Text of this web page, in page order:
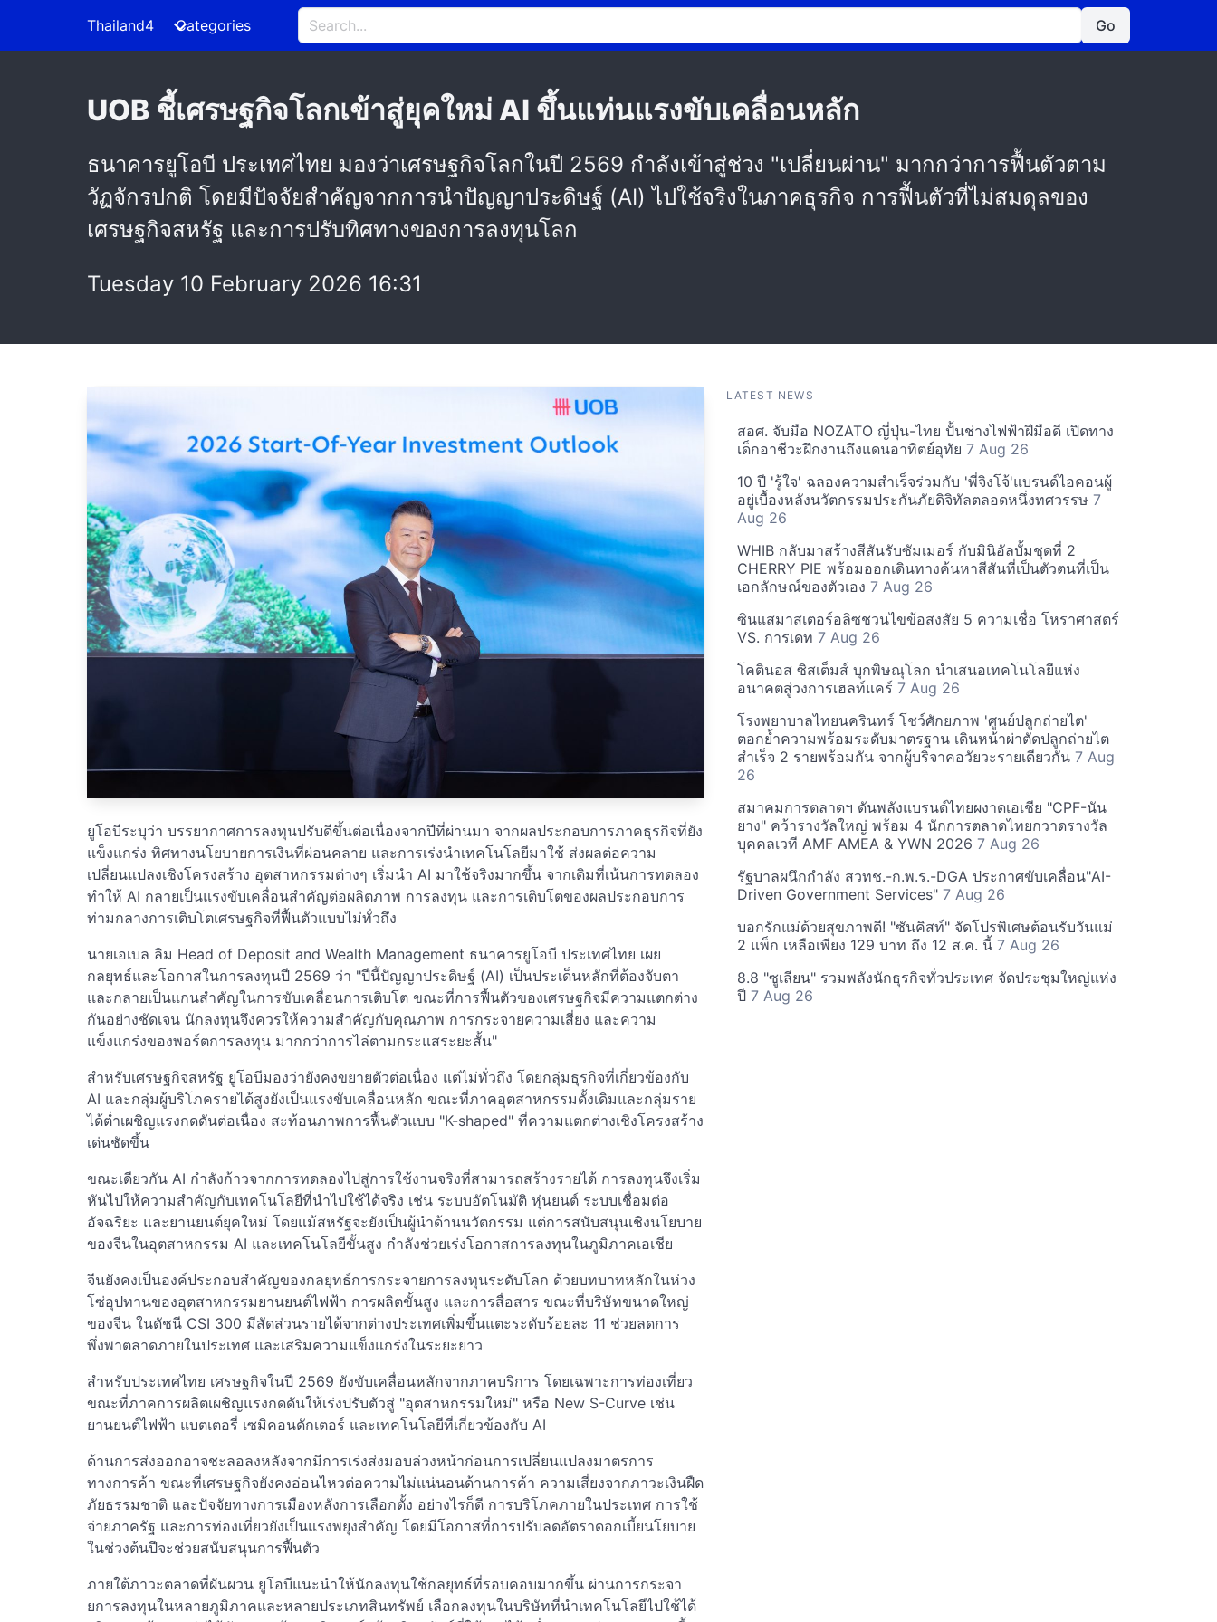
Thailand4 Categories Go
UOB ชี้เศรษฐกิจโลกเข้าสู่ยุคใหม่ AI ขึ้นแท่นแรงขับเคลื่อนหลัก
ธนาคารยูโอบี ประเทศไทย มองว่าเศรษฐกิจโลกในปี 2569 กำลังเข้าสู่ช่วง "เปลี่ยนผ่าน" มากกว่าการฟื้นตัวตาม
วัฏจักรปกติ โดยมีปัจจัยสำคัญจากการนำปัญญาประดิษฐ์ (AI) ไปใช้จริงในภาคธุรกิจ การฟื้นตัวที่ไม่สมดุลของ
เศรษฐกิจสหรัฐ และการปรับทิศทางของการลงทุนโลก
Tuesday 10 February 2026 16:31
ยูโอบีระบุว่า บรรยากาศการลงทุนปรับดีขึ้นต่อเนื่องจากปีที่ผ่านมา จากผลประกอบการภาคธุรกิจที่ยัง
แข็งแกร่ง ทิศทางนโยบายการเงินที่ผ่อนคลาย และการเร่งนำเทคโนโลยีมาใช้ ส่งผลต่อความ
เปลี่ยนแปลงเชิงโครงสร้าง อุตสาหกรรมต่างๆ เริ่มนำ AI มาใช้จริงมากขึ้น จากเดิมที่เน้นการทดลอง
ทำให้ AI กลายเป็นแรงขับเคลื่อนสำคัญต่อผลิตภาพ การลงทุน และการเติบโตของผลประกอบการ
ท่ามกลางการเติบโตเศรษฐกิจที่ฟื้นตัวแบบไม่ทั่วถึง
นายเอเบล ลิม Head of Deposit and Wealth Management ธนาคารยูโอบี ประเทศไทย เผย
กลยุทธ์และโอกาสในการลงทุนปี 2569 ว่า "ปีนี้ปัญญาประดิษฐ์ (AI) เป็นประเด็นหลักที่ต้องจับตา
และกลายเป็นแกนสำคัญในการขับเคลื่อนการเติบโต ขณะที่การฟื้นตัวของเศรษฐกิจมีความแตกต่าง
กันอย่างชัดเจน นักลงทุนจึงควรให้ความสำคัญกับคุณภาพ การกระจายความเสี่ยง และความ
แข็งแกร่งของพอร์ตการลงทุน มากกว่าการไล่ตามกระแสระยะสั้น"
สำหรับเศรษฐกิจสหรัฐ ยูโอบีมองว่ายังคงขยายตัวต่อเนื่อง แต่ไม่ทั่วถึง โดยกลุ่มธุรกิจที่เกี่ยวข้องกับ
AI และกลุ่มผู้บริโภครายได้สูงยังเป็นแรงขับเคลื่อนหลัก ขณะที่ภาคอุตสาหกรรมดั้งเดิมและกลุ่มราย
ได้ต่ำเผชิญแรงกดดันต่อเนื่อง สะท้อนภาพการฟื้นตัวแบบ "K-shaped" ที่ความแตกต่างเชิงโครงสร้าง
เด่นชัดขึ้น
ขณะเดียวกัน AI กำลังก้าวจากการทดลองไปสู่การใช้งานจริงที่สามารถสร้างรายได้ การลงทุนจึงเริ่ม
หันไปให้ความสำคัญกับเทคโนโลยีที่นำไปใช้ได้จริง เช่น ระบบอัตโนมัติ หุ่นยนต์ ระบบเชื่อมต่อ
อัจฉริยะ และยานยนต์ยุคใหม่ โดยแม้สหรัฐจะยังเป็นผู้นำด้านนวัตกรรม แต่การสนับสนุนเชิงนโยบาย
ของจีนในอุตสาหกรรม AI และเทคโนโลยีขั้นสูง กำลังช่วยเร่งโอกาสการลงทุนในภูมิภาคเอเชีย
จีนยังคงเป็นองค์ประกอบสำคัญของกลยุทธ์การกระจายการลงทุนระดับโลก ด้วยบทบาทหลักในห่วง
โซ่อุปทานของอุตสาหกรรมยานยนต์ไฟฟ้า การผลิตขั้นสูง และการสื่อสาร ขณะที่บริษัทขนาดใหญ่
ของจีน ในดัชนี CSI 300 มีสัดส่วนรายได้จากต่างประเทศเพิ่มขึ้นแตะระดับร้อยละ 11 ช่วยลดการ
พึ่งพาตลาดภายในประเทศ และเสริมความแข็งแกร่งในระยะยาว
สำหรับประเทศไทย เศรษฐกิจในปี 2569 ยังขับเคลื่อนหลักจากภาคบริการ โดยเฉพาะการท่องเที่ยว
ขณะที่ภาคการผลิตเผชิญแรงกดดันให้เร่งปรับตัวสู่ "อุตสาหกรรมใหม่" หรือ New S-Curve เช่น
ยานยนต์ไฟฟ้า แบตเตอรี่ เซมิคอนดักเตอร์ และเทคโนโลยีที่เกี่ยวข้องกับ AI
ด้านการส่งออกอาจชะลอลงหลังจากมีการเร่งส่งมอบล่วงหน้าก่อนการเปลี่ยนแปลงมาตรการ
ทางการค้า ขณะที่เศรษฐกิจยังคงอ่อนไหวต่อความไม่แน่นอนด้านการค้า ความเสี่ยงจากภาวะเงินฝืด
ภัยธรรมชาติ และปัจจัยทางการเมืองหลังการเลือกตั้ง อย่างไรก็ดี การบริโภคภายในประเทศ การใช้
จ่ายภาครัฐ และการท่องเที่ยวยังเป็นแรงพยุงสำคัญ โดยมีโอกาสที่การปรับลดอัตราดอกเบี้ยนโยบาย
ในช่วงต้นปีจะช่วยสนับสนุนการฟื้นตัว
ภายใต้ภาวะตลาดที่ผันผวน ยูโอบีแนะนำให้นักลงทุนใช้กลยุทธ์ที่รอบคอบมากขึ้น ผ่านการกระจา
ยการลงทุนในหลายภูมิภาคและหลายประเภทสินทรัพย์ เลือกลงทุนในบริษัทที่นำเทคโนโลยีไปใช้ได้
LATEST NEWS
สอศ. จับมือ NOZATO ญี่ปุ่น-ไทย ปั้นช่างไฟฟ้าฝีมือดี เปิดทาง
เด็กอาชีวะฝึกงานถึงแดนอาทิตย์อุทัย 7 Aug 26
10 ปี 'รู้ใจ' ฉลองความสำเร็จร่วมกับ 'พี่จิงโจ้'แบรนด์ไอคอนผู้
อยู่เบื้องหลังนวัตกรรมประกันภัยดิจิทัลตลอดหนึ่งทศวรรษ 7
Aug 26
WHIB กลับมาสร้างสีสันรับซัมเมอร์ กับมินิอัลบั้มชุดที่ 2
CHERRY PIE พร้อมออกเดินทางค้นหาสีสันที่เป็นตัวตนที่เป็น
เอกลักษณ์ของตัวเอง 7 Aug 26
ซินแสมาสเตอร์อลิซชวนไขข้อสงสัย 5 ความเชื่อ โหราศาสตร์
VS. การเดท 7 Aug 26
โคตินอส ซิสเต็มส์ บุกพิษณุโลก นำเสนอเทคโนโลยีแห่ง
อนาคตสู่วงการเฮลท์แคร์ 7 Aug 26
โรงพยาบาลไทยนครินทร์ โชว์ศักยภาพ 'ศูนย์ปลูกถ่ายไต'
ตอกย้ำความพร้อมระดับมาตรฐาน เดินหน้าผ่าตัดปลูกถ่ายไต
สำเร็จ 2 รายพร้อมกัน จากผู้บริจาคอวัยวะรายเดียวกัน 7 Aug
26
สมาคมการตลาดฯ ดันพลังแบรนด์ไทยผงาดเอเชีย "CPF-นัน
ยาง" คว้ารางวัลใหญ่ พร้อม 4 นักการตลาดไทยกวาดรางวัล
บุคคลเวที AMF AMEA & YWN 2026 7 Aug 26
รัฐบาลผนึกกำลัง สวทช.-ก.พ.ร.-DGA ประกาศขับเคลื่อน"AI-
Driven Government Services" 7 Aug 26
บอกรักแม่ด้วยสุขภาพดี! "ซันคิสท์" จัดโปรพิเศษต้อนรับวันแม่
2 แพ็ก เหลือเพียง 129 บาท ถึง 12 ส.ค. นี้ 7 Aug 26
8.8 "ซูเลียน" รวมพลังนักธุรกิจทั่วประเทศ จัดประชุมใหญ่แห่ง
ปี 7 Aug 26